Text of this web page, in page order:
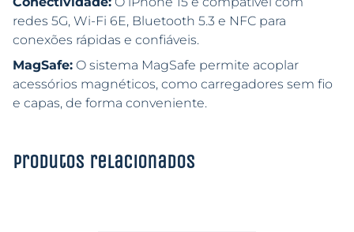
redes 5G, Wi-Fi 6E, Bluetooth 5.3 e NFC para
conexões rápidas e confiáveis.
MagSafe: O sistema MagSafe permite acoplar
acessórios magnéticos, como carregadores sem fio
e capas, de forma conveniente.
Produtos relacionados